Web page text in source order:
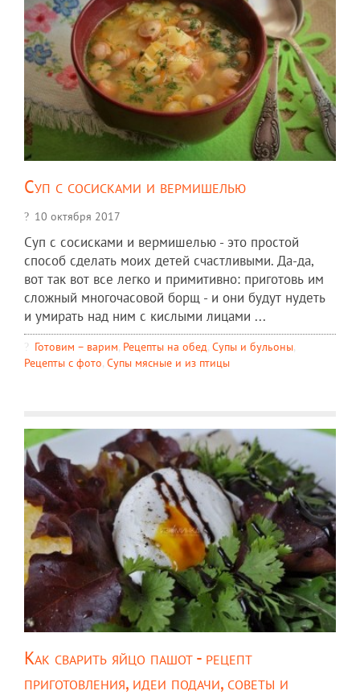
Суп с сосисками и вермишелью
10 октября 2017
Суп с сосисками и вермишелью - это простой
способ сделать моих детей счастливыми. Да-да,
вот так вот все легко и примитивно: приготовь им
сложный многочасовой борщ - и они будут нудеть
и умирать над ним с кислыми лицами ...
Готовим – варим, Рецепты на обед, Супы и бульоны,
Рецепты c фото, Супы мясные и из птицы
Как сварить яйцо пашот - рецепт
приготовления, идеи подачи, советы и